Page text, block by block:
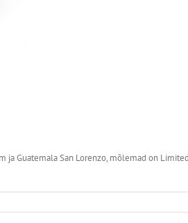
Guatemala San Lorenzo, mõlemad on